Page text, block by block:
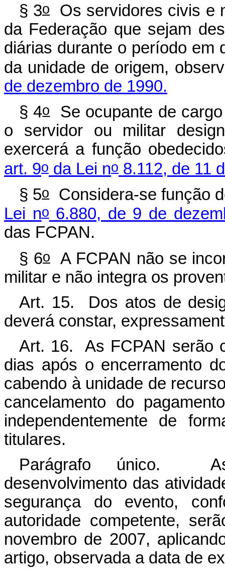
§ 3oOs servidores civis e
da Federação que sejam
diárias durante o período em
da unidade de origem,
de dezembro de 1990.
§ 4oSe ocupante de cargo
o servidor ou militar
exercerá a função
art. 9o da Lei no 8.112, de 11
§ 5oConsidera-se função
Lei no6.880, de 9 de
das FCPAN.
§ 6oA FCPAN não se
militar e não integra os
Art. 15. Dos atos de
deverá constar,
Art. 16. As FCPAN serão
dias após o encerramento
cabendo à unidade de
cancelamento do
independentemente de
titulares.
Parágrafo único.
desenvolvimento das
segurança do evento,
autoridade competente,
novembro de 2007,
artigo, observada a data de